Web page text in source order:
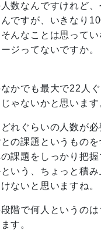
数なんですけれど、
ですが、いきなり
んなことは思って
ジってないですか。
かでも最大で22人
ゃないかと思います
れぐらいの人数が必
の課題というもの
課題をしっかり把握
いう、ちょっと積
ないと思いますね。
階で何人というのは
す。